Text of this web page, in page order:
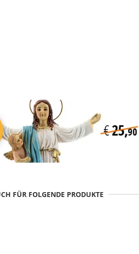
FÜR FOLGENDE PRODUKTE